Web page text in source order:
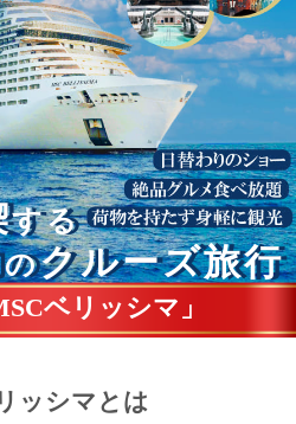
する
のクルーズ旅行
ベリッシマ」
ッシマとは